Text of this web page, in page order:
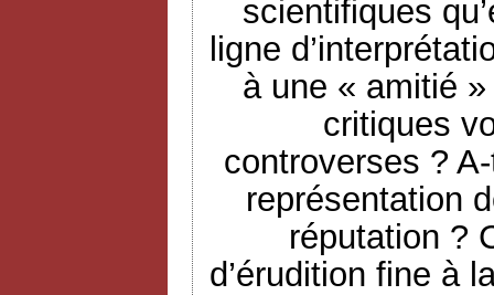
scientifiques
ligne
à une « amitié
critiques
controverses ?
représentation
réputation ?
d’érudition fine à